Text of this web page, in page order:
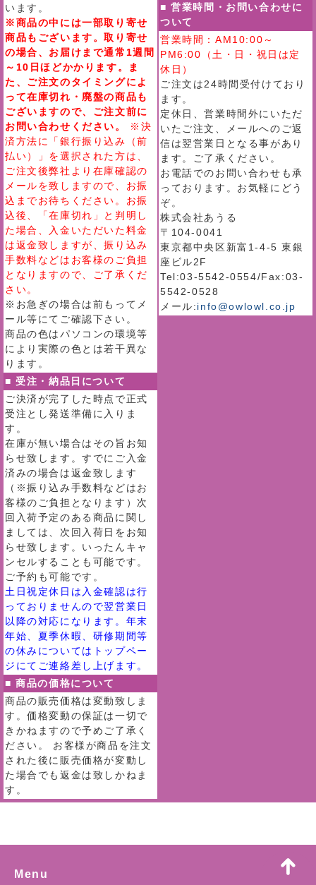
います。
※商品の中には一部取り寄せ
商品もございます。取り寄せ
の場合、お届けまで通常1週間
～10日ほどかかります。ま
た、ご注文のタイミングによ
って在庫切れ・廃盤の商品も
ございますので、ご注文前に
お問い合わせください。
※決
済方法に「銀行振り込み（前
払い）」を選択された方は、
ご注文後弊社より在庫確認の
メールを致しますので、お振
込までお待ちください。お振
込後、「在庫切れ」と判明し
た場合、入金いただいた料金
は返金致しますが、振り込み
手数料などはお客様のご負担
となりますので、ご了承くだ
さい。
※お急ぎの場合は前もってメ
ール等にてご確認下さい。
商品の色はパソコンの環境等
により実際の色とは若干異な
ります。
■ 受注・納品日について
ご決済が完了した時点で正式
受注とし発送準備に入りま
す。
在庫が無い場合はその旨お知
らせ致します。すでにご入金
済みの場合は返金致します
（※振り込み手数料などはお
客様のご負担となります）次
回入荷予定のある商品に関し
ましては、次回入荷日をお知
らせ致します。いったんキャ
ンセルすることも可能です。
ご予約も可能です。
土日祝定休日は入金確認は行
っておりませんので翌営業日
以降の対応になります。年末
年始、夏季休暇、研修期間等
の休みについてはトップペー
ジにてご連絡差し上げます。
■ 商品の価格について
商品の販売価格は変動致しま
す。価格変動の保証は一切で
きかねますので予めご了承く
ださい。 お客様が商品を注文
された後に販売価格が変動し
た場合でも返金は致しかねま
す。
■ 営業時間・お問い合わせに
ついて
営業時間：AM10:00～
PM6:00（土・日・祝日は定
休日）
ご注文は24時間受付けており
ます。
定休日、営業時間外にいただ
いたご注文、メールへのご返
信は翌営業日となる事があり
ます。ご了承ください。
お電話でのお問い合わせも承
っております。お気軽にどう
ぞ。
株式会社あうる
〒104-0041
東京都中央区新富1-4-5 東銀
座ビル2F
Tel:03-5542-0554/Fax:03-
5542-0528
メール:info@owlowl.co.jp
Menu